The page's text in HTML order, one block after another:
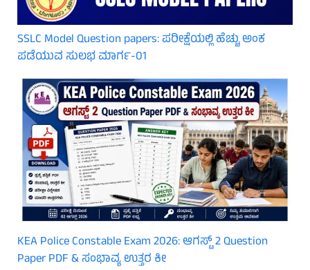
SSLC Model Question papers: ಪರೀಕ್ಷೆಯಲ್ಲಿ ಹೆಚ್ಚು ಅಂಕ
ಪಡೆಯುವ ಸುಲಭ ಮಾರ್ಗ-01
KEA Police Constable Exam 2026: ಆಗಸ್ಟ್ 2 Question
Paper PDF & ಸಂಭಾವ್ಯ ಉತ್ತರ ಕೀ